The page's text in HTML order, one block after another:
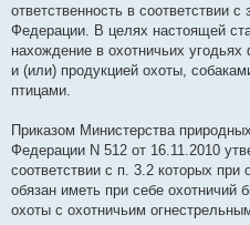
ответственность в соответствии
Федерации. В целях настоящей
нахождение в охотничьих
и (или) продукцией охоты,
птицами.
Приказом Министерства
Федерации N 512 от 16.11.2010
соответствии с п. 3.2 которых при
обязан иметь при себе охотничий
охоты с охотничьим